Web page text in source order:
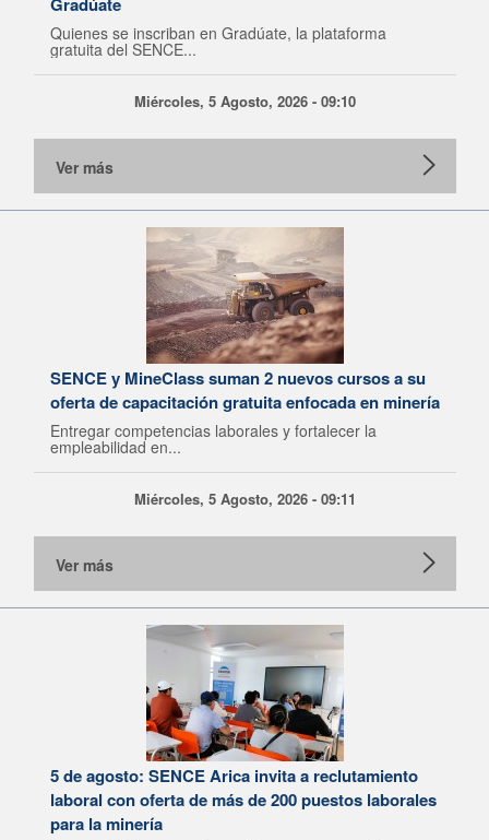
Quienes se inscriban en Gradúate, la plataforma
gratuita del SENCE...
Miércoles, 5 Agosto, 2026 - 09:10
Ver más
SENCE y MineClass suman 2 nuevos cursos a su
oferta de capacitación gratuita enfocada en minería
Entregar competencias laborales y fortalecer la
empleabilidad en...
Miércoles, 5 Agosto, 2026 - 09:11
Ver más
5 de agosto: SENCE Arica invita a reclutamiento
laboral con oferta de más de 200 puestos laborales
para la minería